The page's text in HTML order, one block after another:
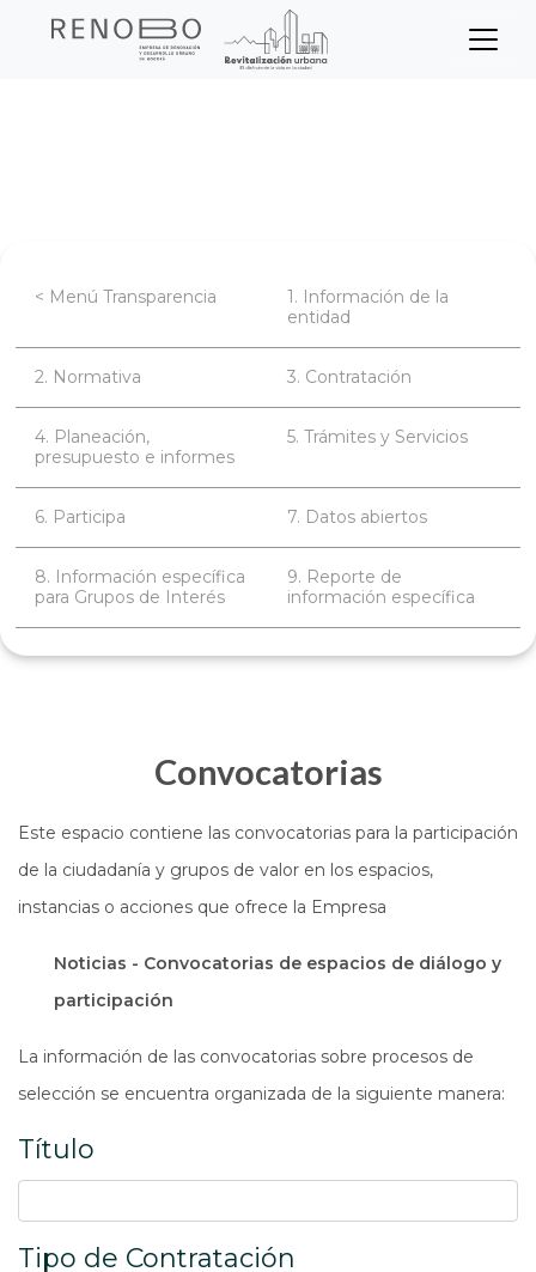
Sitio Web Empresa de
Transparencia
< Menú Transparencia
1. Información de la
entidad
2. Normativa 3. Contratación
4. Planeación,
presupuesto e informes
5. Trámites y Servicios
6. Participa 7. Datos abiertos
8. Información específica
para Grupos de Interés
9. Reporte de
información específica
Convocatorias
Este espacio contiene las convocatorias para la participación
de la ciudadanía y grupos de valor en los espacios,
instancias o acciones que ofrece la Empresa
Noticias - Convocatorias de espacios de diálogo y
participación
La información de las convocatorias sobre procesos de
selección se encuentra organizada de la siguiente manera:
Título
Tipo de Contratación